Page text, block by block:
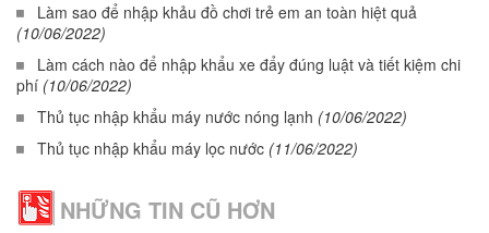
Làm sao để nhập khảu đồ chơi trẻ em an toàn hiệt quả
(10/06/2022)
Làm cách nào để nhập khẩu xe đẩy đúng luật và tiết kiệm chi
phí (10/06/2022)
Thủ tục nhập khẩu máy nước nóng lạnh (10/06/2022)
Thủ tục nhập khẩu máy lọc nước (11/06/2022)
NHỮNG TIN CŨ HƠN